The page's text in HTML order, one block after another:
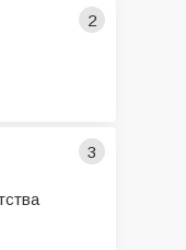
2
3